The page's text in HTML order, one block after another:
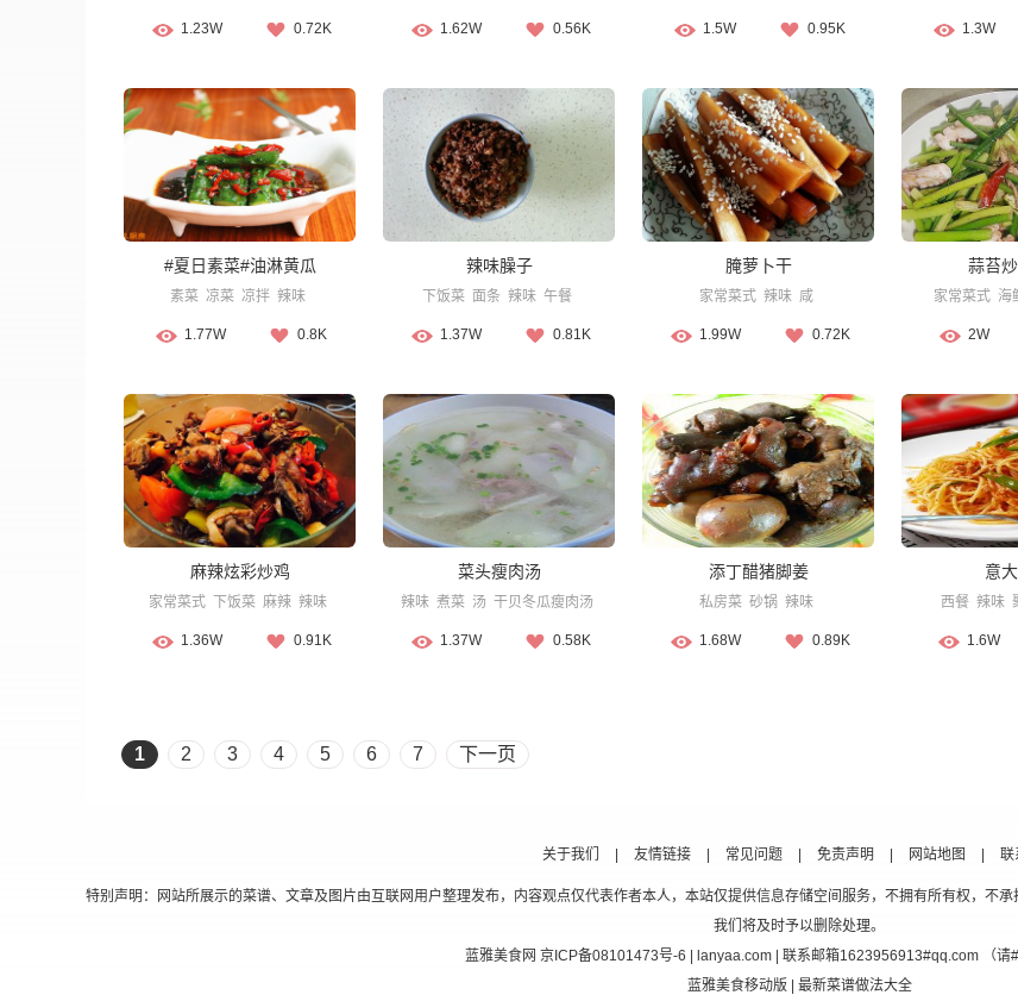
1.23W 0.72K 1.62W 0.56K 1.5W 0.95K 1.3W
#夏日素菜#油淋黄瓜
素菜 凉菜 凉拌 辣味
1.77W 0.8K
辣味臊子
下饭菜 面条 辣味 午餐
1.37W 0.81K
腌萝卜干
家常菜式 辣味 咸
1.99W 0.72K
蒜苔
家常菜式 海
2W
麻辣炫彩炒鸡
家常菜式 下饭菜 麻辣 辣味
1.36W 0.91K
菜头瘦肉汤
辣味 煮菜 汤 干贝冬瓜瘦肉汤
1.37W 0.58K
添丁醋猪脚姜
私房菜 砂锅 辣味
1.68W 0.89K
意
西餐 辣味
1.6W
1 2 3 4 5 6 7 下一页
关于我们 友情链接 常见问题 免责声明 网站地图 联
特别声明：网站所展示的菜谱、文章及图片由互联网用户整理发布，内容观点仅代表作者本人，本站仅提供信息存储空间服务，不拥有所有权，不
我们将及时予以删除处理。
蓝雅美食网 京ICP备08101473号-6 | lanyaa.com | 联系邮箱1623956913#qq.com （请#
蓝雅美食移动版 | 最新菜谱做法大全